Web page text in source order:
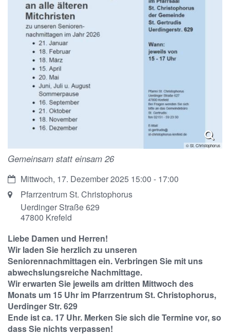
© St. Christophorus
Gemeinsam statt einsam 26
Datum:Mittwoch, 17. Dezember 2025 15:00 - 17:00
Ort: Pfarrzentrum St. Christophorus
Uerdinger Straße 629
47800 Krefeld
Liebe Damen und Herren!
Wir laden Sie herzlich zu unseren
Seniorennachmittagen ein. Verbringen Sie mit uns
abwechslungsreiche Nachmittage.
Wir erwarten Sie jeweils am dritten Mittwoch des
Monats um 15 Uhr im Pfarrzentrum St. Christophorus,
Uerdinger Str. 629
Ende ist ca. 17 Uhr. Merken Sie sich die Termine vor, so
dass Sie nichts verpassen!